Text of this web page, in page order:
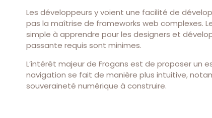
Les développeurs y voient une facilité de
pas la maîtrise de frameworks web complexes.
simple à apprendre pour les designers et
passante requis sont minimes.
L’intérêt majeur de Frogans est de proposer un
navigation se fait de manière plus intuitive,
souveraineté numérique à construire.